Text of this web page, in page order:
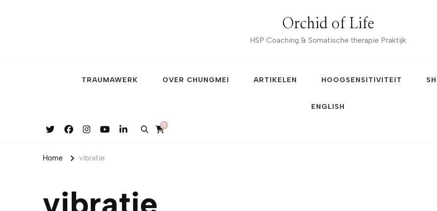
Orchid of Life
HSP Coaching & Somatische therapie Praktijk
TRAUMAWERK OVER CHUNGMEI ARTIKELEN HOOGSENSITIVITEIT
ENGLISH
0
Home vibratie